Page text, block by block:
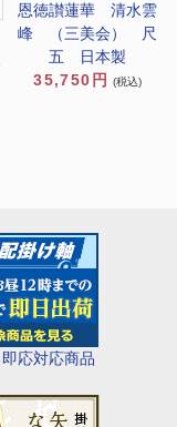
即応対応商品
恩徳讃蓮華 清水雲
峰 （三美会） 尺
五 日本製
35,750円
(税込)